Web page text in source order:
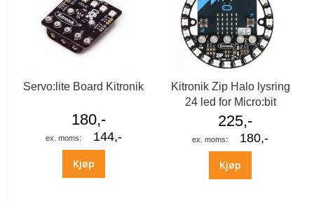
Servo:lite Board Kitronik
180,-
144,-
Kjøp
Kitronik Zip Halo lysring
24 led for Micro:bit
225,-
180,-
Kjøp